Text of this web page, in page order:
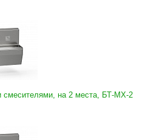
смесителями, на 2 места, БТ-МХ-2